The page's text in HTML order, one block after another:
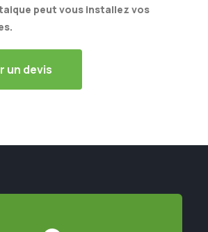
peut vous installez vos
un devis